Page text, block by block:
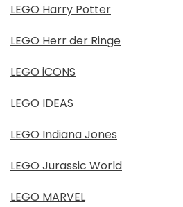
LEGO Harry Potter
LEGO Herr der Ringe
LEGO iCONS
LEGO IDEAS
LEGO Indiana Jones
LEGO Jurassic World
LEGO MARVEL